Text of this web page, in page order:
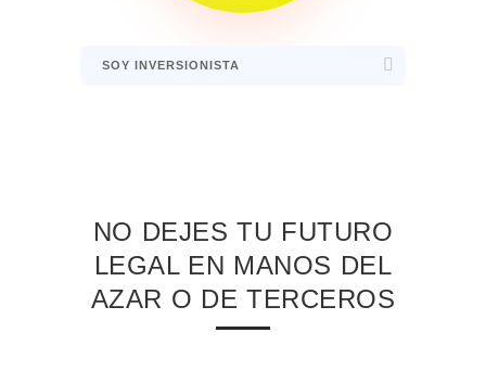
SOY INVERSIONISTA
NO DEJES TU FUTURO
LEGAL EN MANOS DEL
AZAR O DE TERCEROS